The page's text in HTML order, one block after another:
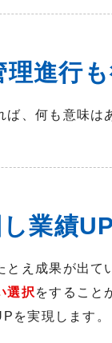
理進行
、何も意味は
し業績
え成果が出て
選択 をすること
を実現します。